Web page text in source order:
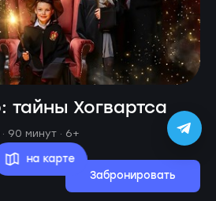
на карте
тайны Хогвартса
90 минут · 6+
Забронировать